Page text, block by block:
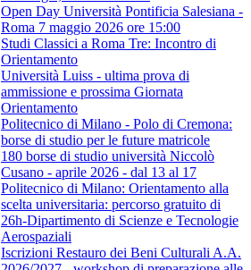
Open Day Università Pontificia Salesiana -
Roma 7 maggio 2026 ore 15:00
Studi Classici a Roma Tre: Incontro di
Orientamento
Università Luiss - ultima prova di
ammissione e prossima Giornata
Orientamento
Politecnico di Milano - Polo di Cremona:
borse di studio per le future matricole
180 borse di studio università Niccolò
Cusano - aprile 2026 - dal 13 al 17
Politecnico di Milano: Orientamento alla
scelta universitaria: percorso gratuito di
26h-Dipartimento di Scienze e Tecnologie
Aerospaziali
Iscrizioni Restauro dei Beni Culturali A.A.